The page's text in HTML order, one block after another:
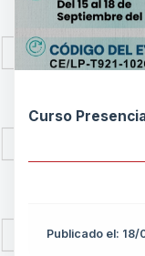
Curso
Publicado el: